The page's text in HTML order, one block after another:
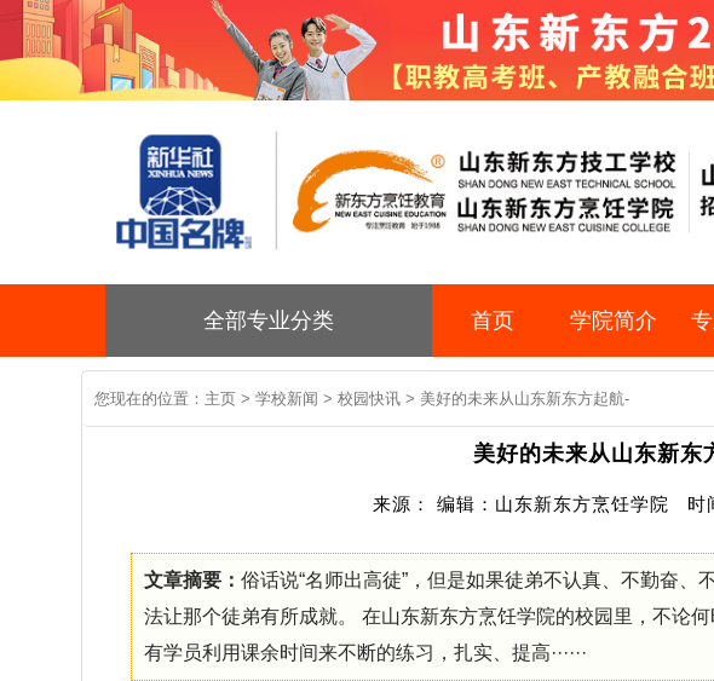
全部专业分类 首页 学院简介
您现在的位置： 主页 > 学校新闻 > 校园快讯 > 美好的未来从山东新东方起航-
美好的未来从山东新东
来源： 编辑：山东新东方烹饪学院 时
文章摘要： 俗话说“名师出高徒”，但是如果徒弟不认真、不勤奋
法让那个徒弟有所成就。 在山东新东方烹饪学院的校园里，不论
有学员利用课余时间来不断的练习，扎实、提高······